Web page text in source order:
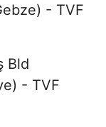
- TVF
Bld
- TVF